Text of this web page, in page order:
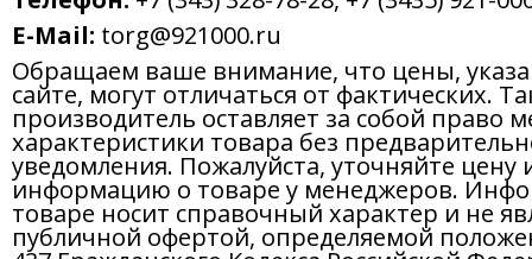
E-Mail: torg@921000.ru
Обращаем ваше внимание, что цены,
сайте, могут отличаться от фактических.
производитель оставляет за собой право
характеристики товара без
уведомления. Пожалуйста, уточняйте цену
информацию о товаре у менеджеров.
товаре носит справочный характер и не
публичной офертой, определяемой
437 Гражданского Кодекса Российской